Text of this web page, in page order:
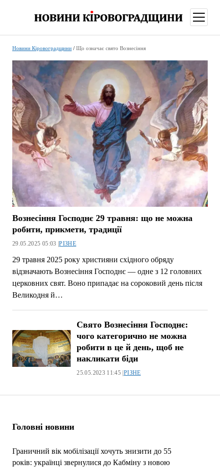
меню
Головні новини
Граничний вік мобілізації хочуть знизити до 55
років: українці звернулися до Кабміну з новою
Новини Кіровоградщини/ Що означає свято Вознесіння
Вознесіння Господнє 29 травня: що не можна
робити, прикмети, традиції
29.05.2025 05:03 |РІЗНЕ
29 травня 2025 року християни східного обряду
відзначають Вознесіння Господнє — одне з 12 головних
церковних свят. Воно припадає на сороковий день після
Великодня й…
Свято Вознесіння Господнє:
чого категорично не можна
робити в це й день, щоб не
накликати біди
25.05.2023 11:45 | РІЗНЕ